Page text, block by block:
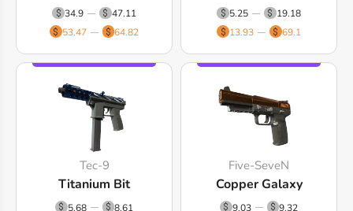
34.9
47.11
53.47
64.82
5.25
19.18
13.93
69.1
Tec-9
Titanium Bit
5.68
8.61
Five-SeveN
Copper Galaxy
9.03
9.32